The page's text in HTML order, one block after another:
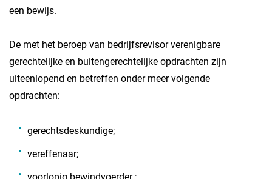
een bewijs.
De met het beroep van bedrijfsrevisor verenigbare
gerechtelijke en buitengerechtelijke opdrachten zijn
uiteenlopend en betreffen onder meer volgende
opdrachten:
gerechtsdeskundige;
vereffenaar;